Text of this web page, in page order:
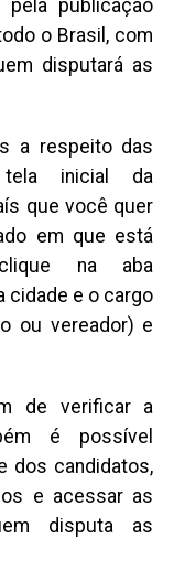
pela publicação
o Brasil, com
disputará as
a respeito das
tela inicial da
que você quer
em que está
na aba
cidade e o cargo
ou vereador) e
de verificar a
é possível
dos candidatos,
e acessar as
disputa as